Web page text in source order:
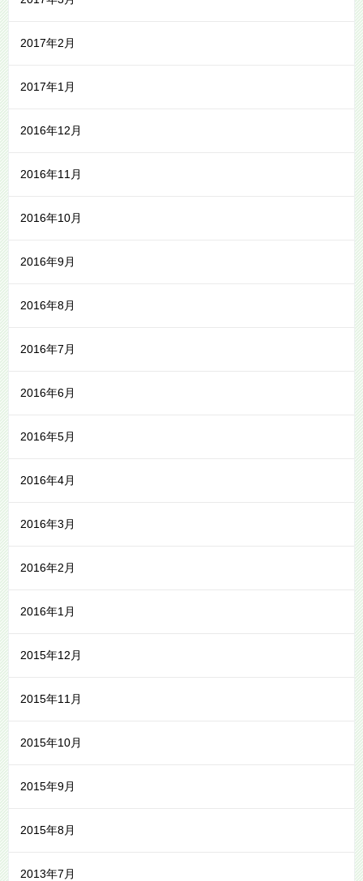
2017年2月
2017年1月
2016年12月
2016年11月
2016年10月
2016年9月
2016年8月
2016年7月
2016年6月
2016年5月
2016年4月
2016年3月
2016年2月
2016年1月
2015年12月
2015年11月
2015年10月
2015年9月
2015年8月
2013年7月